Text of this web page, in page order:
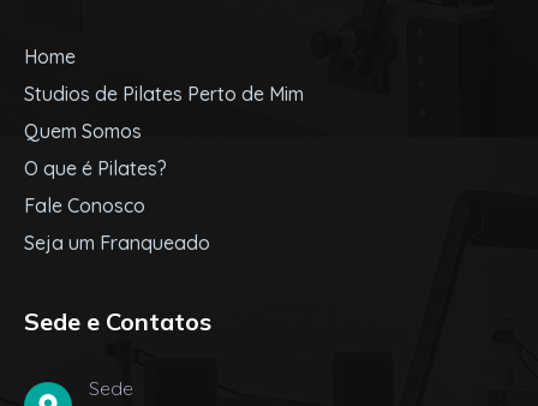
Home
Studios de Pilates Perto de Mim
Quem Somos
O que é Pilates?
Fale Conosco
Seja um Franqueado
Sede e Contatos
Sede